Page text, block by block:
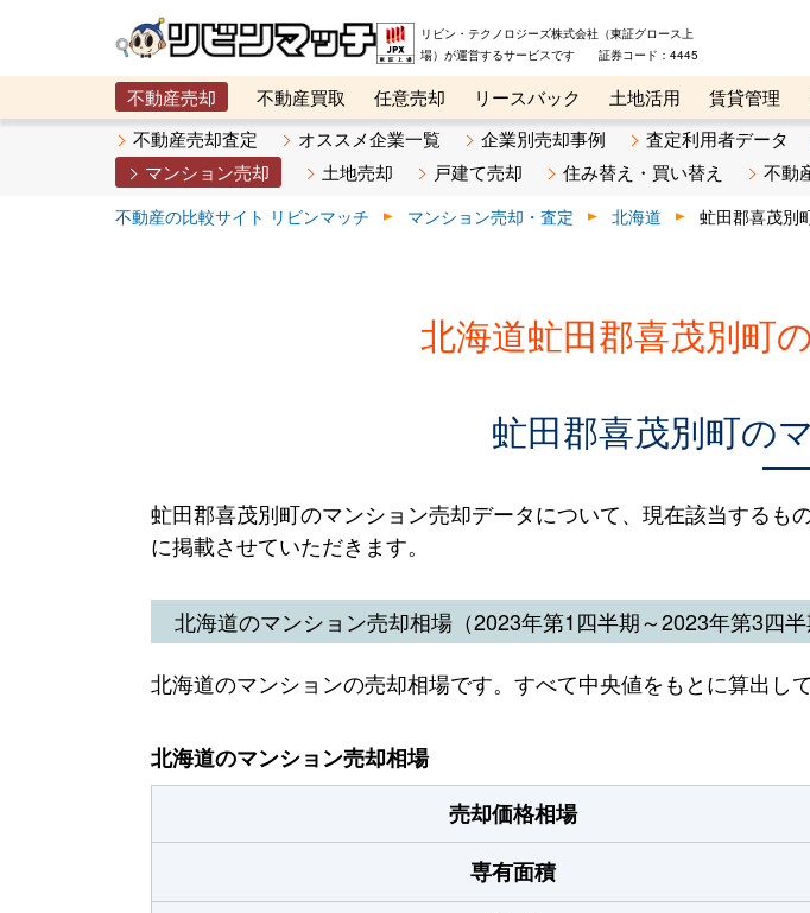
リビン・テクノロジーズ株式会社（東証グロース上
場）が運営するサービスです 証券コード：4445
不動産売却 不動産買取 任意売却 リースバック 土地活用 賃貸管理
メタ住宅展示場
ベスト不動産カンパニー オンライン講座 リビンマガジンBiz
不動産売却査定 オススメ企業一覧 企業別売却事例 査定利用者データ
マンション売却
土地売却 戸建て売却 住み替え・買い替え 不動
不動産の比較サイト リビンマッチ マンション売却・査定 北海道 虻田郡喜茂別
北海道虻田郡喜茂別町
虻田郡喜茂別町の
虻田郡喜茂別町のマンション売却データについて、現在該当する
に掲載させていただきます。
北海道のマンション売却相場（2023年第1四半期～2023年第3四半
北海道のマンションの売却相場です。すべて中央値をもとに算出して
北海道のマンション売却相場
売却価格相場
専有面積